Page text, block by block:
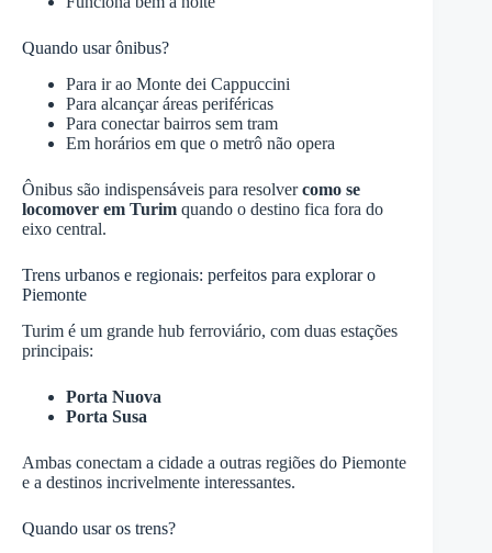
Quando usar ônibus?
Para ir ao Monte dei Cappuccini
Para alcançar áreas periféricas
Para conectar bairros sem tram
Em horários em que o metrô não opera
Ônibus são indispensáveis para resolvercomo se
locomover em Turim quando o destino fica fora do
eixo central.
Trens urbanos e regionais: perfeitos para explorar o
Piemonte
Turim é um grande hub ferroviário, com duas estações
principais:
Porta Nuova
Porta Susa
Ambas conectam a cidade a outras regiões do Piemonte
e a destinos incrivelmente interessantes.
Quando usar os trens?